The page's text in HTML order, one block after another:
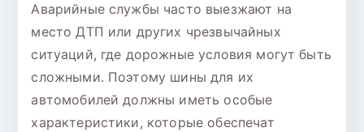
Аварийные службы часто выезжают на
место ДТП или других чрезвычайных
ситуаций, где дорожные условия могут быть
сложными. Поэтому шины для их
автомобилей должны иметь особые
характеристики, которые обеспечат